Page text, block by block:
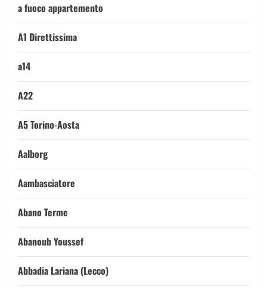
a fuoco appartemento
A1 Direttissima
a14
A22
A5 Torino-Aosta
Aalborg
Aambasciatore
Abano Terme
Abanoub Youssef
Abbadia Lariana (Lecco)